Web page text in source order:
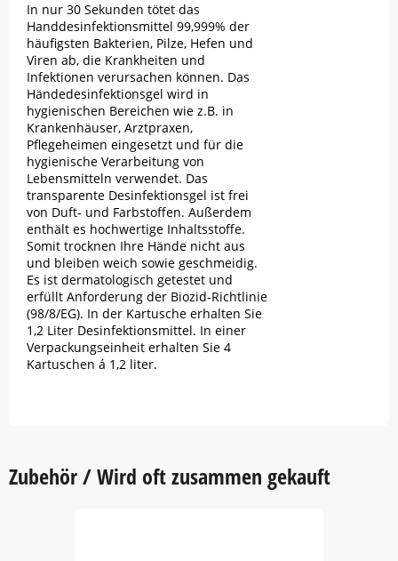
In nur 30 Sekunden tötet das
Handdesinfektionsmittel 99,999% der
häufigsten Bakterien, Pilze, Hefen und
Viren ab, die Krankheiten und
Infektionen verursachen können. Das
Händedesinfektionsgel wird in
hygienischen Bereichen wie z.B. in
Krankenhäuser, Arztpraxen,
Pflegeheimen eingesetzt und für die
hygienische Verarbeitung von
Lebensmitteln verwendet. Das
transparente Desinfektionsgel ist frei
von Duft- und Farbstoffen. Außerdem
enthält es hochwertige Inhaltsstoffe.
Somit trocknen Ihre Hände nicht aus
und bleiben weich sowie geschmeidig.
Es ist dermatologisch getestet und
erfüllt Anforderung der Biozid-Richtlinie
(98/8/EG). In der Kartusche erhalten Sie
1,2 Liter Desinfektionsmittel. In einer
Verpackungseinheit erhalten Sie 4
Kartuschen á 1,2 liter.
Zubehör / Wird oft zusammen gekauft